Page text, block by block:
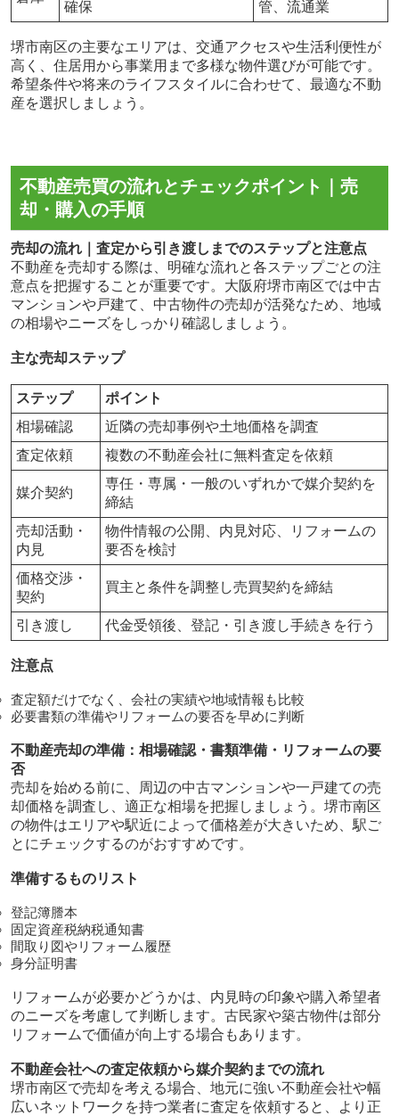
確保 管、流通業
堺市南区の主要なエリアは、交通アクセスや生活利便性が
高く、住居用から事業用まで多様な物件選びが可能です。
希望条件や将来のライフスタイルに合わせて、最適な不動
産を選択しましょう。
不動産売買の流れとチェックポイント｜売
却・購入の手順
売却の流れ｜査定から引き渡しまでのステップと注意点
不動産を売却する際は、明確な流れと各ステップごとの注
意点を把握することが重要です。大阪府堺市南区では中古
マンションや戸建て、中古物件の売却が活発なため、地域
の相場やニーズをしっかり確認しましょう。
主な売却ステップ
ステップ
ポイント
相場確認
近隣の売却事例や土地価格を調査
査定依頼
複数の不動産会社に無料査定を依頼
媒介契約
専任・専属・一般のいずれかで媒介契約を
締結
売却活動・
内見
物件情報の公開、内見対応、リフォームの
要否を検討
価格交渉・
契約
買主と条件を調整し売買契約を締結
引き渡し 代金受領後、登記・引き渡し手続きを行う
注意点
査定額だけでなく、会社の実績や地域情報も比較
必要書類の準備やリフォームの要否を早めに判断
不動産売却の準備：相場確認・書類準備・リフォームの要
否
売却を始める前に、周辺の中古マンションや一戸建ての売
却価格を調査し、適正な相場を把握しましょう。堺市南区
の物件はエリアや駅近によって価格差が大きいため、駅ご
とにチェックするのがおすすめです。
準備するものリスト
登記簿謄本
固定資産税納税通知書
間取り図やリフォーム履歴
身分証明書
リフォームが必要かどうかは、内見時の印象や購入希望者
のニーズを考慮して判断します。古民家や築古物件は部分
リフォームで価値が向上する場合もあります。
不動産会社への査定依頼から媒介契約までの流れ
堺市南区で売却を考える場合、地元に強い不動産会社や幅
広いネットワークを持つ業者に査定を依頼すると、より正